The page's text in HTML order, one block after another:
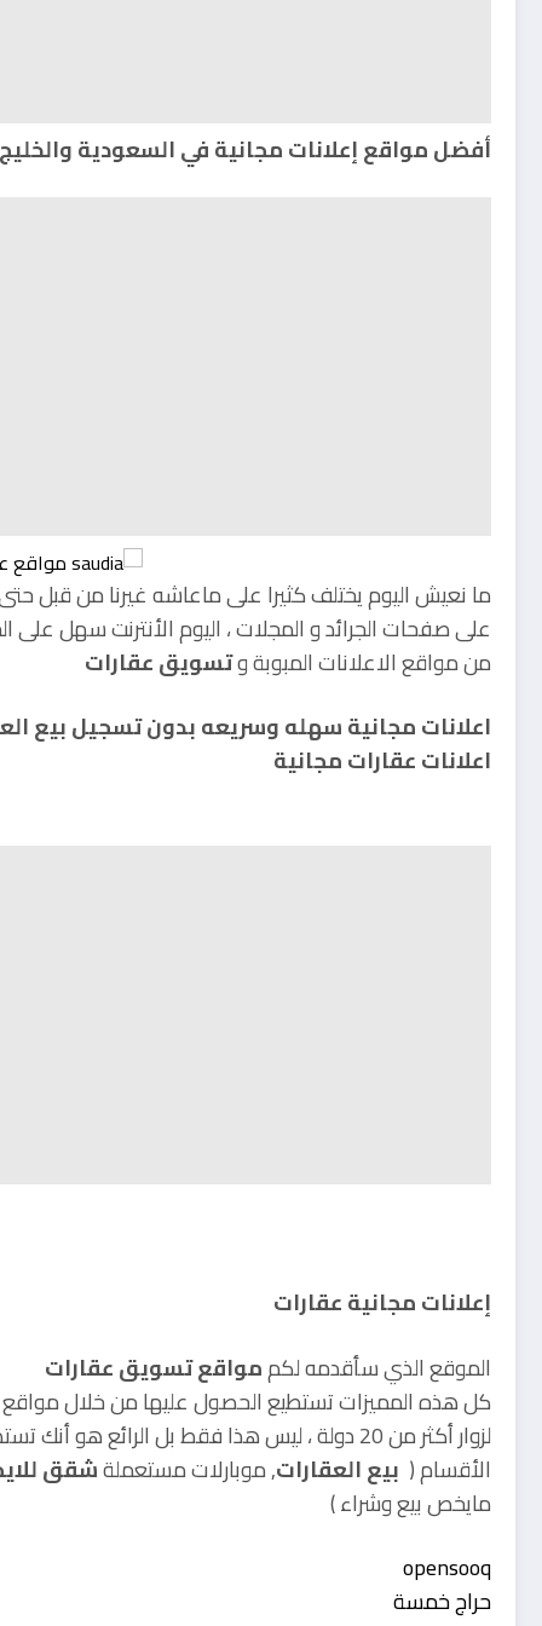
أفضل مواقع إعلانات مجانية في السعودية
ما نعيش اليوم يختلف كثيرا على ماعاشه غيرنا من قبل
على صفحات الجرائد و المجلات ، اليوم الأنترنت سهل
من مواقع الاعلانات المبوبة وتسويق عقارات
اعلانات مجانية سهله وسريعه بدون تسجيل بيع
اعلانات عقارات مجانية
إعلانات مجانية عقارات
الموقع الذي سأقدمه لكممواقع تسويق عقارات
كل هذه المميزات تستطيع الحصول عليها من خلال مواقع
لزوار أكثر من 20 دولة ، ليس هذا فقط بل
الأقسام ( بيع العقارات, موبارلات مستعملةشقق
مايخص بيع وشراء )
opensooq
حراج خمسة